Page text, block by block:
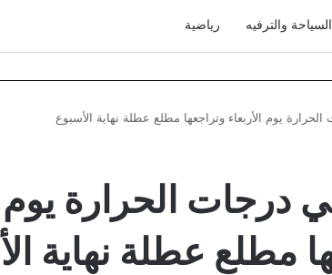
السياحة والترفيه رياضية
يوم الأربعاء وتراجعها مطلع عطلة نهاية الأسبوع
درجات الحرارة يوم
مطلع عطلة نهاية